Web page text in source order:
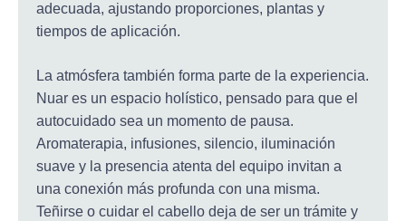
adecuada, ajustando proporciones, plantas y
tiempos de aplicación.
La atmósfera también forma parte de la experiencia.
Nuar es un espacio holístico, pensado para que el
autocuidado sea un momento de pausa.
Aromaterapia, infusiones, silencio, iluminación
suave y la presencia atenta del equipo invitan a
una conexión más profunda con una misma.
Teñirse o cuidar el cabello deja de ser un trámite y